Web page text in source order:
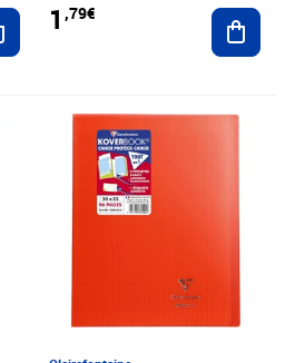
Ajouter au panier
1 ,79€
Prix 6,87€